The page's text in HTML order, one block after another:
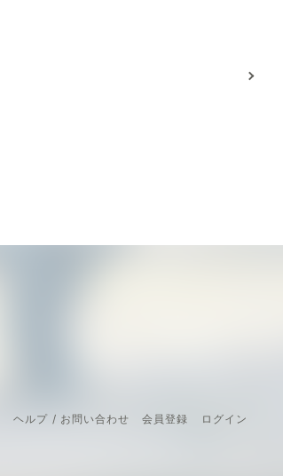
ヘルプ / お問い合わせ 会員登録 ログイン